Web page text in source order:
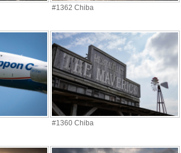
#1362 Chiba
#1360 Chiba